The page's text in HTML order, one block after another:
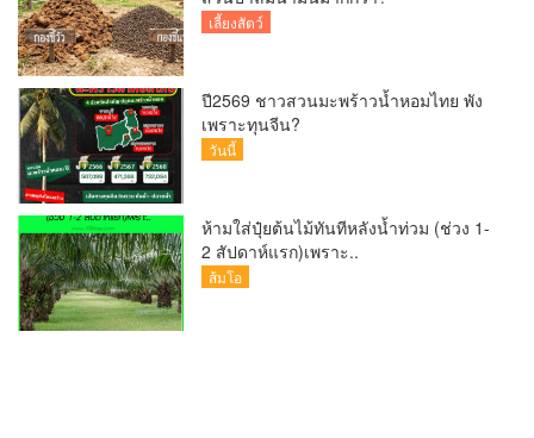
เลี้ยงสัตว์
ปี2569 ชาวสวนมะพร้าวน้ำหอมไทย พัง
เพราะทุนจีน?
วันนี้
ห้ามใส่ปุ๋ยต้นไม้ทันทีหลังน้ำท่วม (ช่วง 1-
2 สัปดาห์แรก)เพราะ..
ส้มโอ